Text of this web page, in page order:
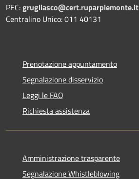
PEC:grugliasco@cert.ruparpiemonte.it
Centralino Unico: 011 40131
Prenotazione appuntamento
Segnalazione disservizio
Leggi le FAQ
Richiesta assistenza
Amministrazione trasparente
Segnalazione Whistleblowing